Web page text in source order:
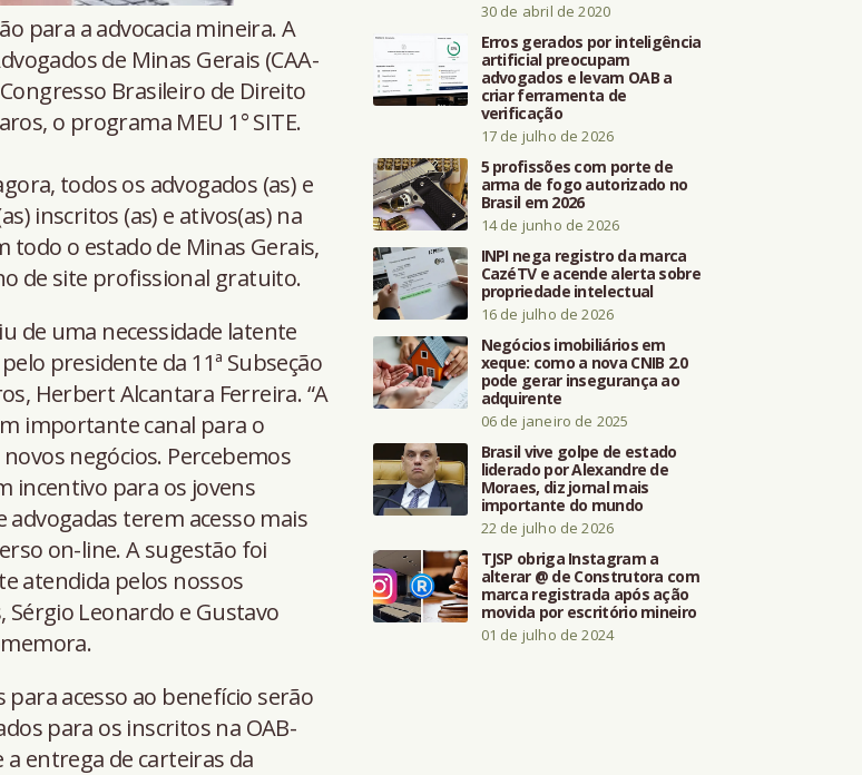
para a advocacia mineira. A
de Minas Gerais (CAA-
Brasileiro de Direito
o programa MEU 1° SITE.
todos os advogados (as) e
inscritos (as) e ativos(as) na
todo o estado de Minas Gerais,
de site profissional gratuito.
de uma necessidade latente
presidente da 11ª Subseção
Herbert Alcantara Ferreira. “A
importante canal para o
negócios. Percebemos
incentivo para os jovens
advogadas terem acesso mais
on-line. A sugestão foi
atendida pelos nossos
Sérgio Leonardo e Gustavo
para acesso ao benefício serão
para os inscritos na OAB-
entrega de carteiras da
30 de abril de 2020
Erros gerados por inteligência
artificial preocupam
advogados e levam OAB a
criar ferramenta de
verificação
17 de julho de 2026
5 profissões com porte de
arma de fogo autorizado no
Brasil em 2026
14 de junho de 2026
INPI nega registro da marca
CazéTV e acende alerta sobre
propriedade intelectual
16 de julho de 2026
Negócios imobiliários em
xeque: como a nova CNIB 2.0
pode gerar insegurança ao
adquirente
06 de janeiro de 2025
Brasil vive golpe de estado
liderado por Alexandre de
Moraes, diz jornal mais
importante do mundo
22 de julho de 2026
TJSP obriga Instagram a
alterar @ de Construtora com
marca registrada após ação
movida por escritório mineiro
01 de julho de 2024